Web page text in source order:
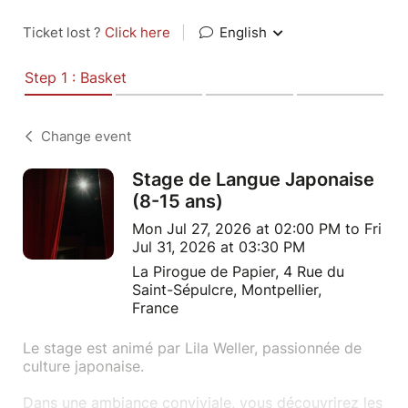
Ticket lost ? Click here English
Step 1 : Basket
Change event
Stage de Langue Japonaise
(8-15 ans)
Mon Jul 27, 2026 at 02:00 PM to Fri
Jul 31, 2026 at 03:30 PM
La Pirogue de Papier, 4 Rue du
Saint-Sépulcre, Montpellier,
France
Le stage est animé par Lila Weller, passionnée de
culture japonaise.
Dans une ambiance conviviale, vous découvrirez les